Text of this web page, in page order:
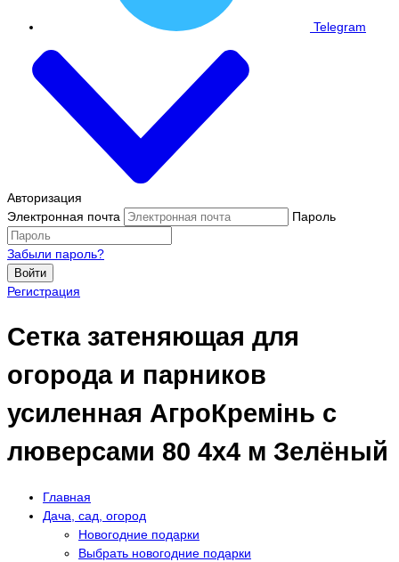
Telegram
Авторизация
Электронная почта
Пароль
Забыли пароль?
Войти
Регистрация
Сетка затеняющая для
огорода и парников
усиленная АгроКремінь с
люверсами 80 4х4 м Зелёный
Главная
Дача, сад, огород
Новогодние подарки
Выбрать новогодние подарки